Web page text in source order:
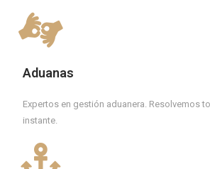
Aduanas
Expertos en gestión aduanera. Resolvemos
instante.